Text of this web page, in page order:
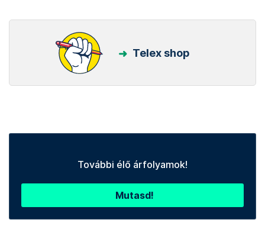
Telex shop
További élő árfolyamok!
Mutasd!